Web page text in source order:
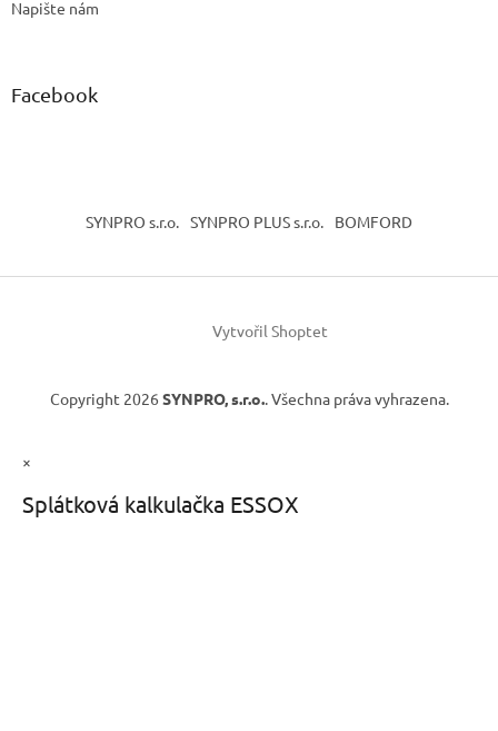
Napište nám
Facebook
SYNPRO s.r.o. SYNPRO PLUS s.r.o. BOMFORD
Vytvořil Shoptet
Copyright 2026 SYNPRO, s.r.o.. Všechna práva vyhrazena.
×
Splátková kalkulačka ESSOX